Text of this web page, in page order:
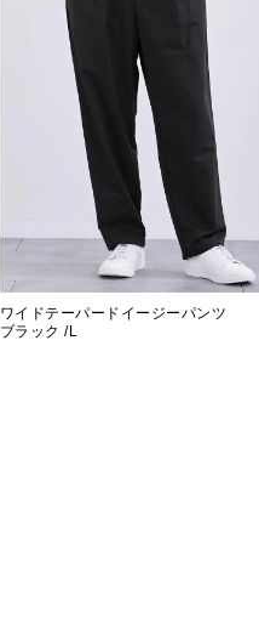
ワイドテーパードイージーパンツ
ブラック /L